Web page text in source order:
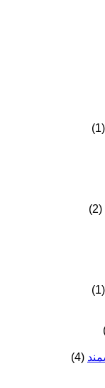
(1)
(2)
(1)
(4)